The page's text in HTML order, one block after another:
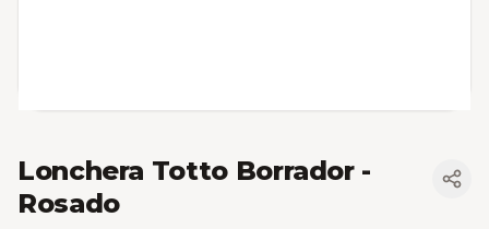
Lonchera Totto Borrador-
Rosado